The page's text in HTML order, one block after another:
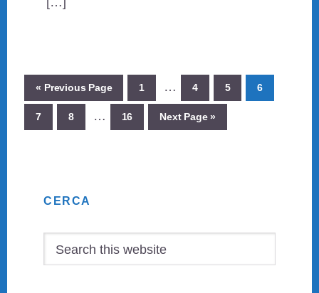
« Go
to
Previous Page Page
1
Interim
pages
omitted
… Page
4 Page
5 Page
6
Page
7 Page
8
Interim
pages
… Page
16
Go
to
Next Page »
Sidebar
CERCA